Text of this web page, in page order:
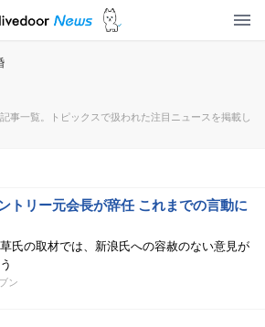
事一覧。トピックスで扱われた注目ニュースを掲載し
トリー元会長が辞任 これまでの言動に
氏の取材では、新浪氏への容赦のない意見が
ン